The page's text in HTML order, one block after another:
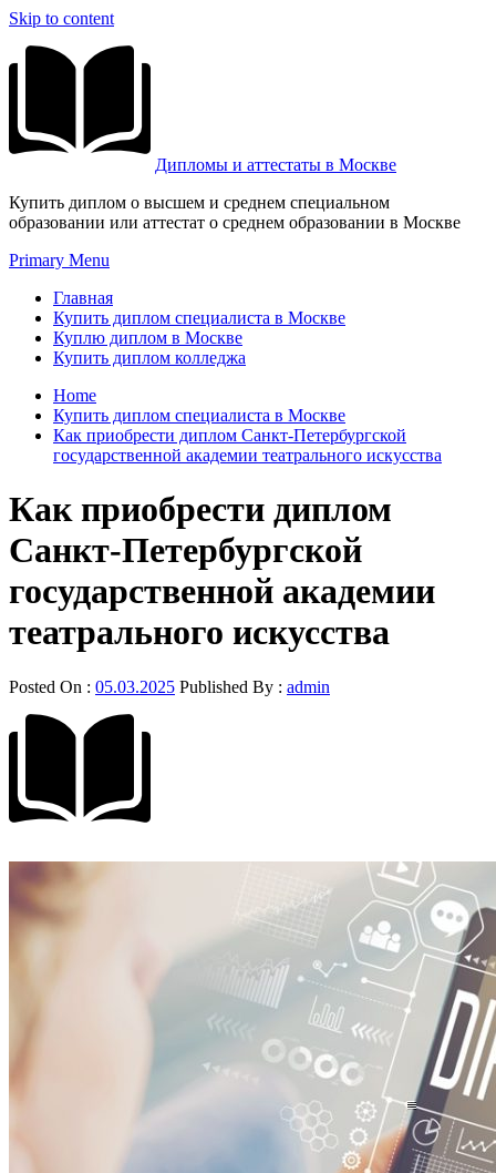
Skip to content
Дипломы и аттестаты в Москве
Купить диплом о высшем и среднем специальном
образовании или аттестат о среднем образовании в Москве
Primary Menu
Главная
Купить диплом специалиста в Москве
Куплю диплом в Москве
Купить диплом колледжа
Home
Купить диплом специалиста в Москве
Как приобрести диплом Санкт-Петербургской
государственной академии театрального искусства
Как приобрести диплом
Санкт-Петербургской
государственной академии
театрального искусства
Posted On : 05.03.2025 Published By : admin